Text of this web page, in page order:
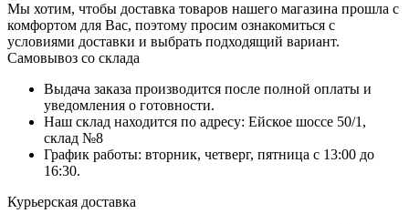
Мы хотим, чтобы доставка товаров нашего магазина прошла с
комфортом для Вас, поэтому просим ознакомиться с
условиями доставки и выбрать подходящий вариант.
Самовывоз со склада
Выдача заказа производится после полной оплаты и
уведомления о готовности.
Наш склад находится по адресу: Ейское шоссе 50/1,
склад №8
График работы: вторник, четверг, пятница с 13:00 до
16:30.
Курьерская доставка